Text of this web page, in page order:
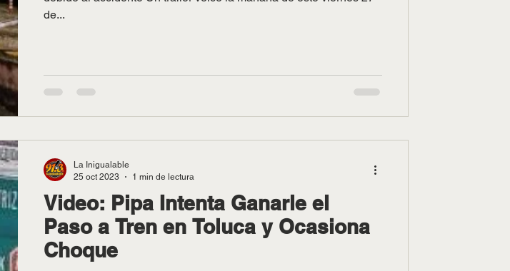
de...
Video: Pipa Intenta Ganarle el
Paso a Tren en Toluca y Ocasiona
Choque
La Inigualable
25 oct 2023
1 min de lectura